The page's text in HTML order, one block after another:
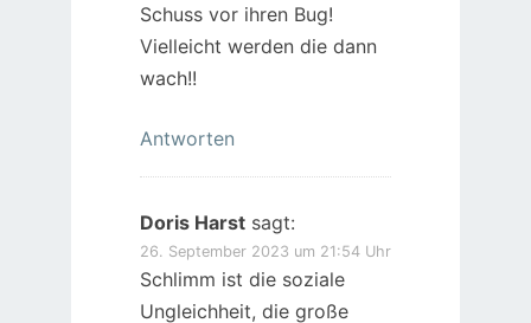
Schuss vor ihren Bug!
Vielleicht werden die dann
wach!!
Antworten
Doris Harst sagt:
26. September 2023 um 21:54 Uhr
Schlimm ist die soziale
Ungleichheit, die große